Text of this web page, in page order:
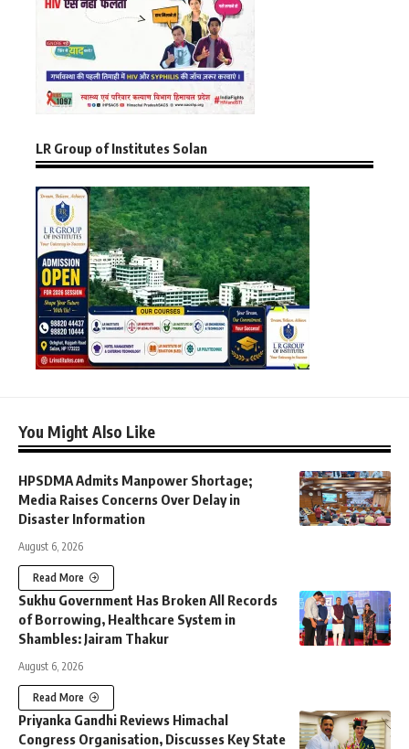
LR Group of Institutes Solan
You Might Also Like
HPSDMA Admits Manpower Shortage;
Media Raises Concerns Over Delay in
Disaster Information
August 6, 2026
Read More
Sukhu Government Has Broken All Records
of Borrowing, Healthcare System in
Shambles: Jairam Thakur
August 6, 2026
Read More
Priyanka Gandhi Reviews Himachal
Congress Organisation, Discusses Key State